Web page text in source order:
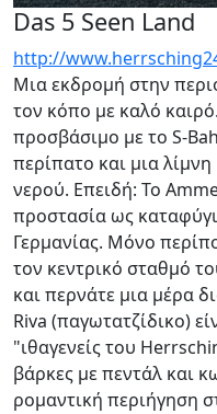
Das 5 Seen Land
http://
Μια εκδρομή στην
τον κόπο με καλό
προσβάσιμο με το S-
περίπατο και μια
νερού. Επειδή: Το
προστασία ως
Γερμανίας. Μόνο
τον κεντρικό σταθμό
και περνάτε μια μέρα
Riva (παγωτατζίδικο)
"ιθαγενείς του
βάρκες με πεντάλ και
ρομαντική περιήγηση